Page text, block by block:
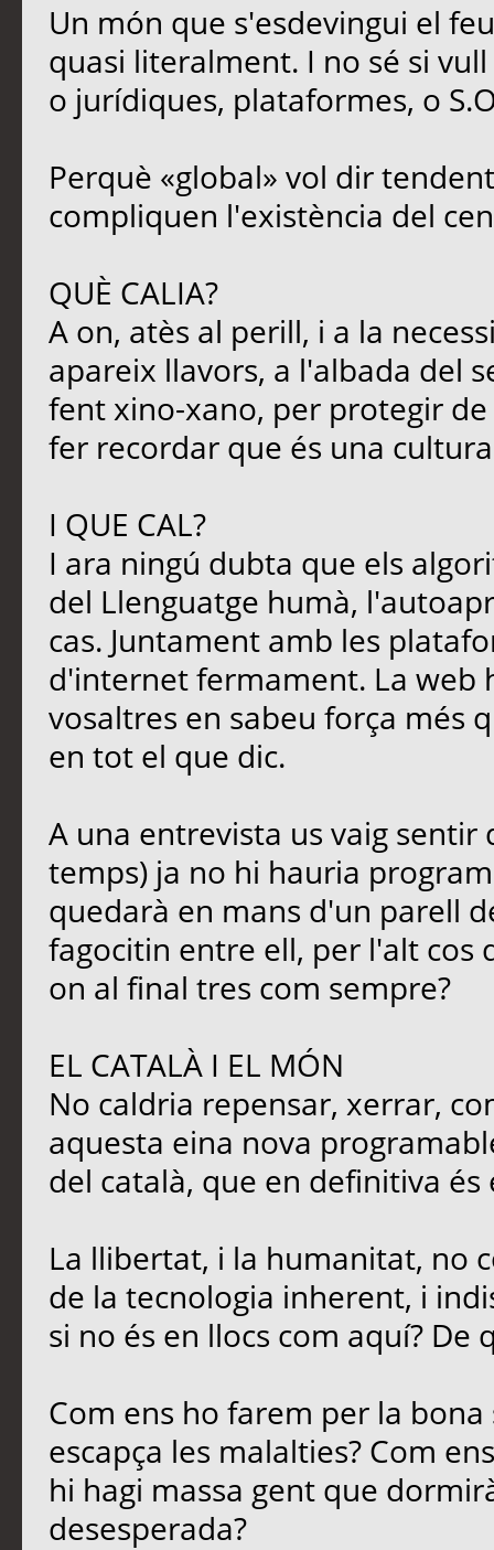
Un món que s'esdevingui el
quasi literalment. I no sé si
o jurídiques, plataformes, o
Perquè «global» vol dir
compliquen l'existència del
QUÈ CALIA?
A on, atès al perill, i a la
apareix llavors, a l'albada del
fent xino-xano, per protegir
fer recordar que és una
I QUE CAL?
I ara ningú dubta que els
del Llenguatge humà,
cas. Juntament amb les
d'internet fermament. La web
vosaltres en sabeu força més
en tot el que dic.
A una entrevista us vaig
temps) ja no hi hauria
quedarà en mans d'un parell
fagocitin entre ell, per l'alt cos
on al final tres com sempre?
EL CATALÀ I EL MÓN
No caldria repensar, xerrar,
aquesta eina nova
del català, que en definitiva
La llibertat, i la humanitat, no
de la tecnologia inherent, i
si no és en llocs com aquí? De
Com ens ho farem per la
escapça les malalties? Com
hi hagi massa gent que
desesperada?